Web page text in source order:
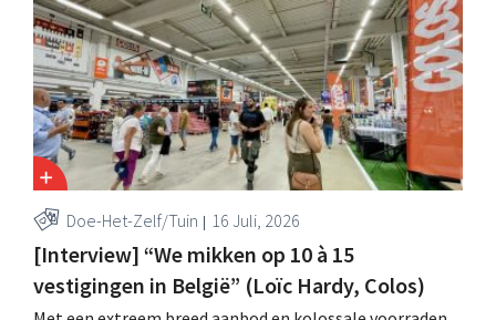
Doe-Het-Zelf/Tuin 16 Juli, 2026
[Interview] “We mikken op 10 à 15
vestigingen in België” (Loïc Hardy, Colos)